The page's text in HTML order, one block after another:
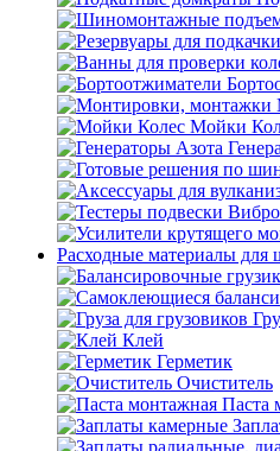
Мойки
Расходные материалы для
Клей
Герметик
Очиститель
Паста